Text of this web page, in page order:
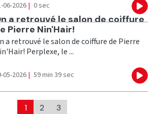
06-2026| 0 sec
a retrouvé le salon de coiffure
Pierre Nin'Hair!
a retrouvé le salon de coiffure de Pierre
Perplexe, le ...
05-2026| 59 min 39 sec
1 2 3